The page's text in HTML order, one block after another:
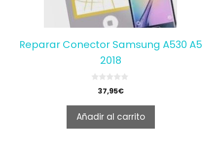
Reparar Conector Samsung A530 A5
2018
o
f
5
37,95€
Añadir al carrito